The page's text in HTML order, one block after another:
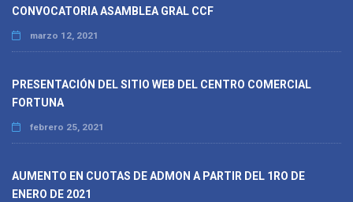
CONVOCATORIA ASAMBLEA GRAL CCF
marzo 12, 2021
PRESENTACIÓN DEL SITIO WEB DEL CENTRO COMERCIAL
FORTUNA
febrero 25, 2021
AUMENTO EN CUOTAS DE ADMON A PARTIR DEL 1RO DE
ENERO DE 2021